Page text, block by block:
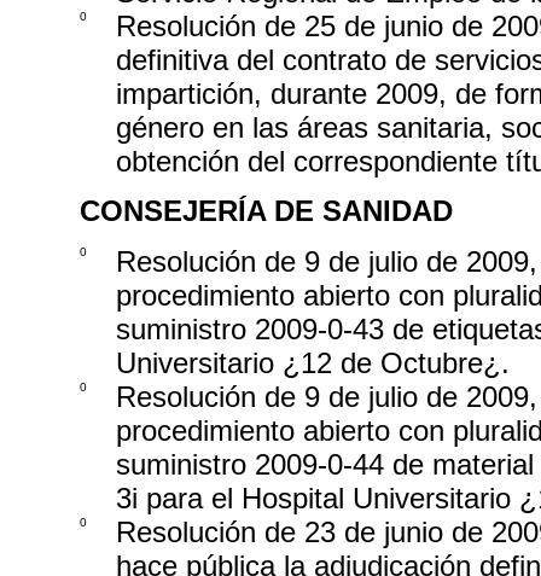
0
Resolución de 25 de junio de
definitiva del contrato de
impartición, durante 2009, de
género en las áreas sanitaria,
obtención del correspondiente
CONSEJERÍA DE SANIDAD
0
Resolución de 9 de julio de
procedimiento abierto con
suministro 2009-0-43 de
Universitario ¿12 de Octubre¿.
0
Resolución de 9 de julio de
procedimiento abierto con
suministro 2009-0-44 de
3i para el Hospital Universitario
0
Resolución de 23 de junio de
hace pública la adjudicación